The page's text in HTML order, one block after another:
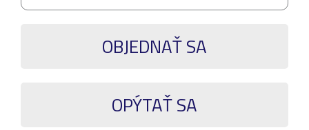
OBJEDNAŤ SA
OPÝTAŤ SA